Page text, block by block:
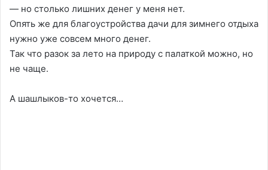
— но столько лишних денег у меня нет.
Опять же для благоустройства дачи для зимнего отдыха
нужно уже совсем много денег.
Так что разок за лето на природу с палаткой можно, но
не чаще.
А шашлыков-то хочется…